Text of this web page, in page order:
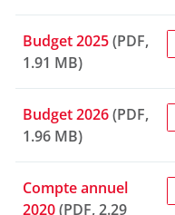
Budget 2025(PDF,
1.91 MB)
Budget 2026(PDF,
1.96 MB)
Compte annuel
2020(PDF, 2.29